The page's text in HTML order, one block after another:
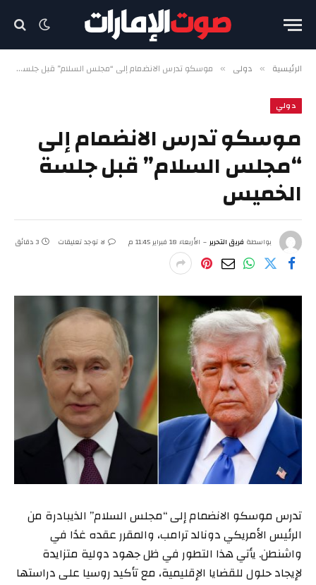
الرئيسية » دولي » موسكو تدرس الانضمام إلى “مجلس السلام” قبل جلسة الخميس
دولي
موسكو تدرس الانضمام إلى
“مجلس السلام” قبل جلسة
الخميس
بواسطة فريق التحرير الأربعاء 18 فبراير 11:45 م لا توجد تعليقات 3 دقائق
تدرس موسكو الانضمام إلى “مجلس السلام” الذيبادرة من
الرئيس الأمريكي دونالد ترامب، والمقرر عقده غدًا في
واشنطن. يأتي هذا التطور في ظل جهود دولية متزايدة
لإيجاد حلول للقضايا الإقليمية، مع تأكيد روسيا على دراستها